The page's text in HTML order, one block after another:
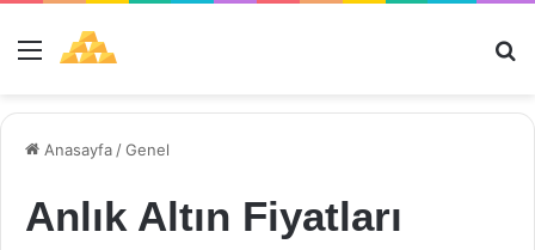
Menü
Anasayfa /Genel
Anlık Altın Fiyatları